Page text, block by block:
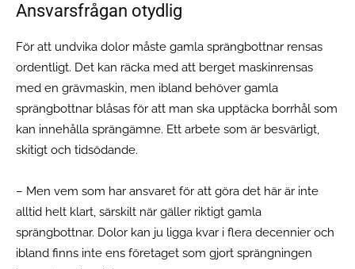
Ansvarsfrågan otydlig
För att undvika dolor måste gamla sprängbottnar rensas
ordentligt. Det kan räcka med att berget maskinrensas
med en grävmaskin, men ibland behöver gamla
sprängbottnar blåsas för att man ska upptäcka borrhål som
kan innehålla sprängämne. Ett arbete som är besvärligt,
skitigt och tidsödande.
– Men vem som har ansvaret för att göra det här är inte
alltid helt klart, särskilt när gäller riktigt gamla
sprängbottnar. Dolor kan ju ligga kvar i flera decennier och
ibland finns inte ens företaget som gjort sprängningen